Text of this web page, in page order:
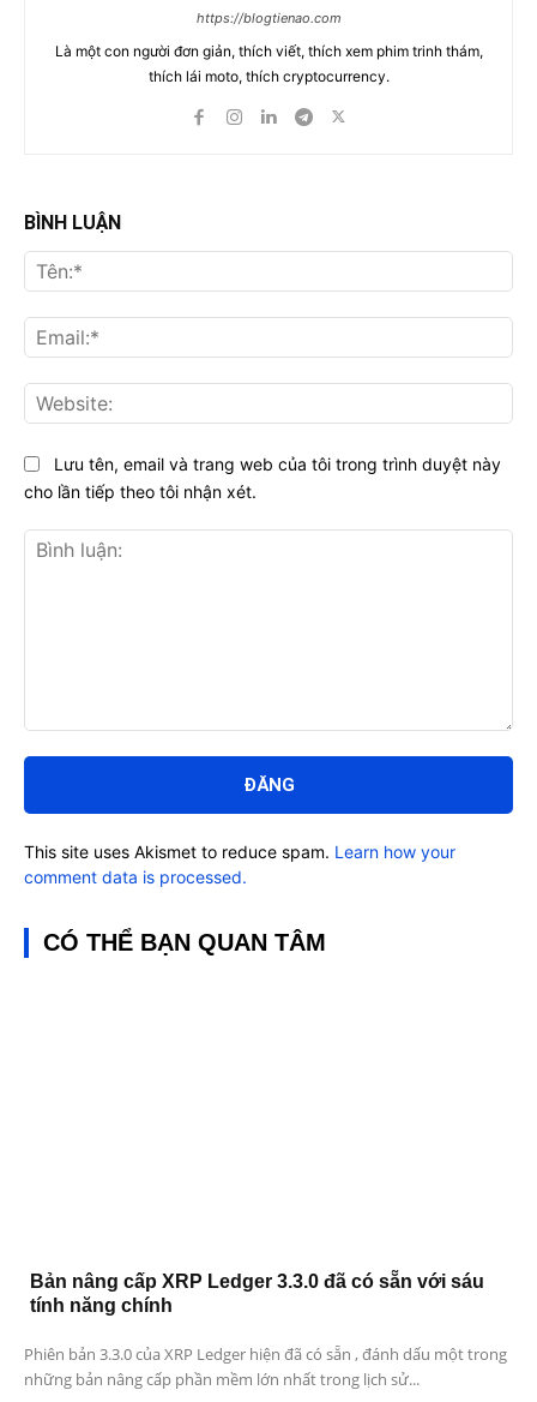
https://blogtienao.com
Là một con người đơn giản, thích viết, thích xem phim trinh thám,
thích lái moto, thích cryptocurrency.
BÌNH LUẬN
luận:
Lưu tên, email và trang web của tôi trong trình duyệt này
cho lần tiếp theo tôi nhận xét.
This site uses Akismet to reduce spam. Learn how your
comment data is processed.
CÓ THỂ BẠN QUAN TÂM
Bản nâng cấp XRP Ledger 3.3.0 đã có sẵn với sáu
tính năng chính
Phiên bản 3.3.0 của XRP Ledger hiện đã có sẵn , đánh dấu một trong
những bản nâng cấp phần mềm lớn nhất trong lịch sử...